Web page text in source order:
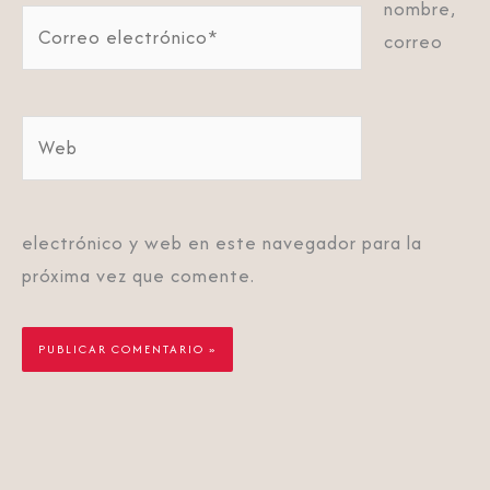
nombre,
correo
electrónico y web en este navegador para la
próxima vez que comente.